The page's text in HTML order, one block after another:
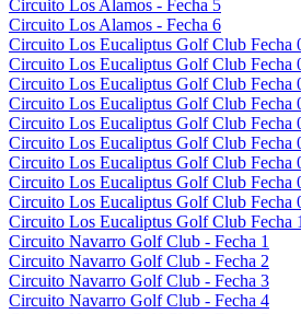
Circuito Los Alamos - Fecha 5
Circuito Los Alamos - Fecha 6
Circuito Los Eucaliptus Golf Club Fecha
Circuito Los Eucaliptus Golf Club Fecha
Circuito Los Eucaliptus Golf Club Fecha
Circuito Los Eucaliptus Golf Club Fecha
Circuito Los Eucaliptus Golf Club Fecha
Circuito Los Eucaliptus Golf Club Fecha
Circuito Los Eucaliptus Golf Club Fecha
Circuito Los Eucaliptus Golf Club Fecha
Circuito Los Eucaliptus Golf Club Fecha
Circuito Los Eucaliptus Golf Club Fecha
Circuito Navarro Golf Club - Fecha 1
Circuito Navarro Golf Club - Fecha 2
Circuito Navarro Golf Club - Fecha 3
Circuito Navarro Golf Club - Fecha 4